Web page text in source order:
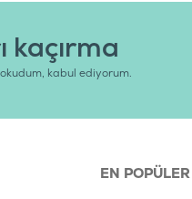
kaçırma
okudum, kabul ediyorum.
EN